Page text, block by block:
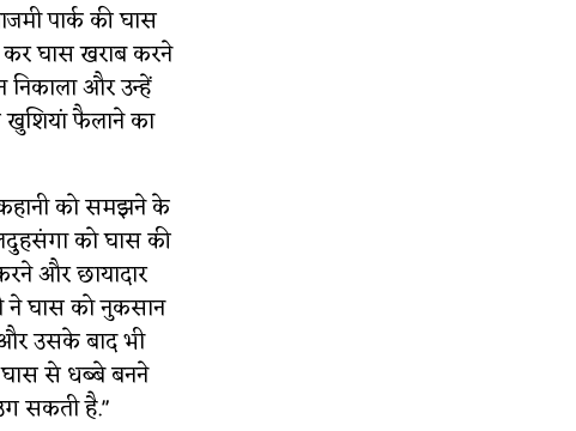
पार्क की घास
घास खराब करने
और उन्हें
खुशियां फैलाने का
को समझने के
को घास की
और छायादार
ने घास को नुकसान
उसके बाद भी
घास से धब्बे बनने
सकती है."